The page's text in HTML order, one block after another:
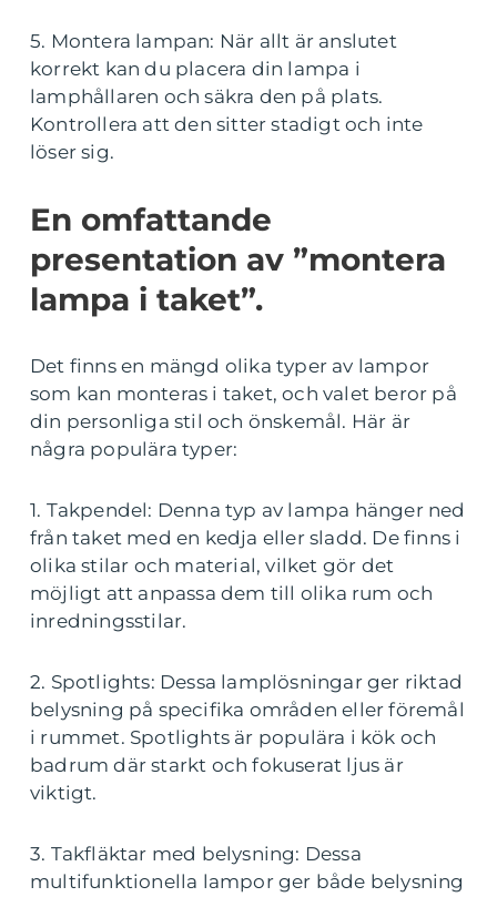
5. Montera lampan: När allt är anslutet
korrekt kan du placera din lampa i
lamphållaren och säkra den på plats.
Kontrollera att den sitter stadigt och inte
löser sig.
En omfattande
presentation av ”montera
lampa i taket”.
Det finns en mängd olika typer av lampor
som kan monteras i taket, och valet beror på
din personliga stil och önskemål. Här är
några populära typer:
1. Takpendel: Denna typ av lampa hänger ned
från taket med en kedja eller sladd. De finns i
olika stilar och material, vilket gör det
möjligt att anpassa dem till olika rum och
inredningsstilar.
2. Spotlights: Dessa lamplösningar ger riktad
belysning på specifika områden eller föremål
i rummet. Spotlights är populära i kök och
badrum där starkt och fokuserat ljus är
viktigt.
3. Takfläktar med belysning: Dessa
multifunktionella lampor ger både belysning